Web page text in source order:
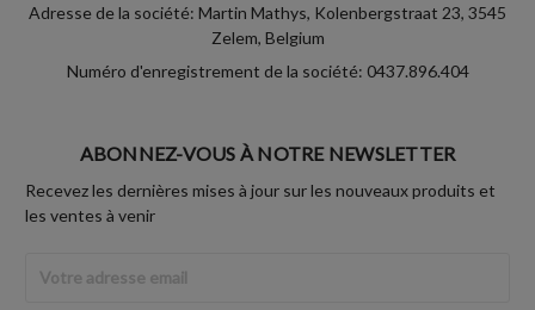
Adresse de la société: Martin Mathys, Kolenbergstraat 23, 3545
Zelem, Belgium
Numéro d'enregistrement de la société: 0437.896.404
ABONNEZ-VOUS À NOTRE NEWSLETTER
Recevez les dernières mises à jour sur les nouveaux produits et
les ventes à venir
Email